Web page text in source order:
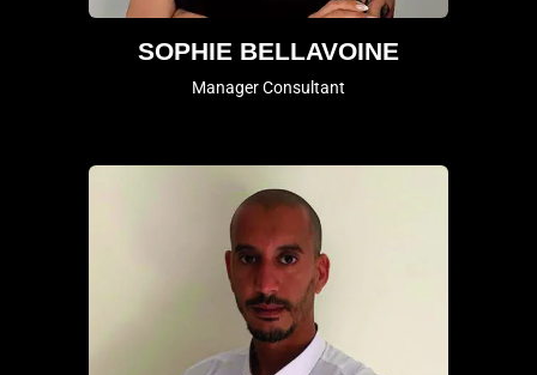
SOPHIE BELLAVOINE
Manager Consultant